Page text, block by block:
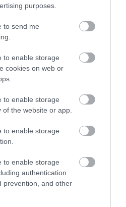
purposes.
to send me
to enable storage
cookies on web or
to enable storage
the website or app.
to enable storage
to enable storage
authentication
prevention, and other
– AUSTRIA
numără printre
cele mai
turisticedin lume, ceea ce
austriacă este
Cel mai
la 125 de metri și, în ciuda
a te plimba pe două roți
poți să colinzi străzile
unei localități renumită